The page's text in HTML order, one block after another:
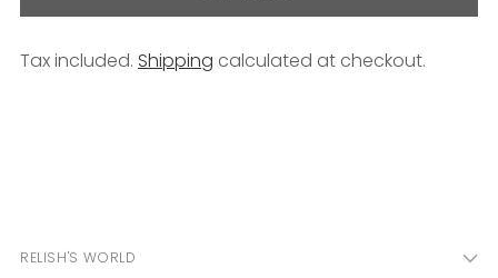
Tax included. Shipping calculated at checkout.
RELISH'S WORLD